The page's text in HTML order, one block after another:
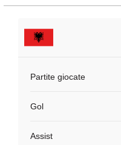
Partite giocate
Gol
Assist